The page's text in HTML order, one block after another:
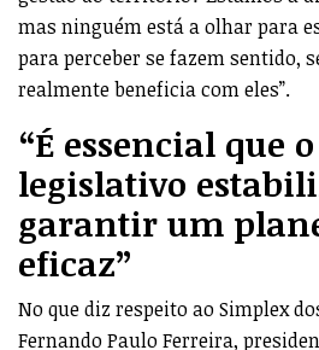
mas ninguém está a olhar para
para perceber se fazem sentido,
realmente beneficia com eles”.
“É essencial que
legislativo
garantir um
eficaz”
No que diz respeito ao Simplex
Fernando Paulo Ferreira,